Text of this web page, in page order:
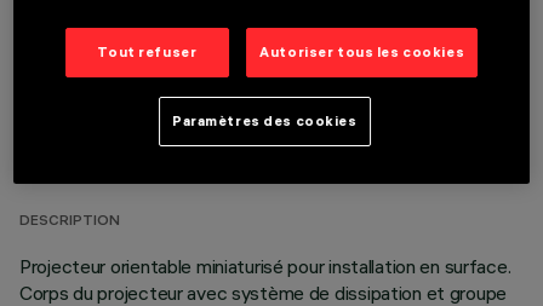
DONNÉES TECHNIQUES
DESCRIPTION
Projecteur orientable miniaturisé pour installation en surface.
Corps du projecteur avec système de dissipation et groupe
Tout refuser Autoriser tous les cookies
Paramètres des cookies